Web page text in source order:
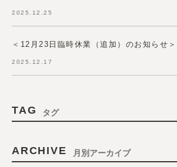
2025.12.25
＜12月23日臨時休業（追加）のお知らせ＞
2025.12.17
TAG タグ
ARCHIVE 月別アーカイブ